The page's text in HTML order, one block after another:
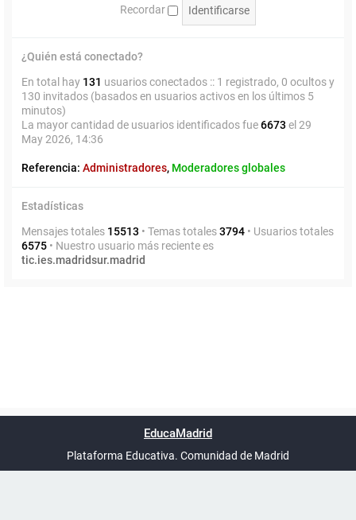
Recordar
¿Quién está conectado?
En total hay 131 usuarios conectados :: 1 registrado, 0 ocultos y
130 invitados (basados en usuarios activos en los últimos 5
minutos)
La mayor cantidad de usuarios identificados fue6673 el 29
May 2026, 14:36
Referencia: Administradores, Moderadores globales
Estadísticas
Mensajes totales 15513 • Temas totales3794 • Usuarios totales
6575 • Nuestro usuario más reciente es
tic.ies.madridsur.madrid
UTC+02:00
phpBB España
EducaMadrid
Plataforma Educativa. Comunidad de Madrid